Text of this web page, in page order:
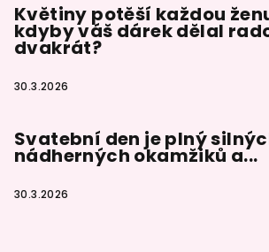
Květiny potěší každou
kdyby váš dárek dělal
dvakrát?
30.3.2026
Svatební den je plný
nádherných okamžiků a...
30.3.2026